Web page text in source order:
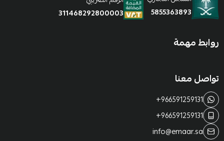
5855363893
311468292800003
روابط مهمة
تواصل معنا
+966591259131
+966591259131
info@emaar.sa